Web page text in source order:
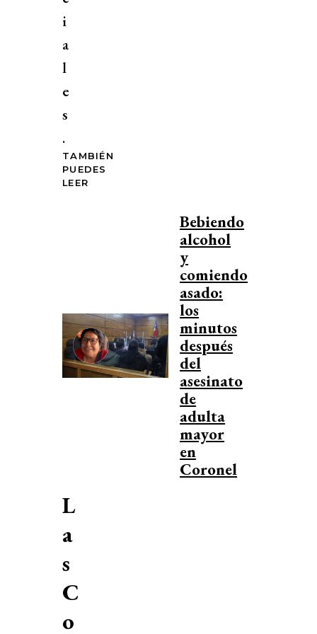
i
a
l
e
s
.
TAMBIÉN
PUEDES
LEER
Bebiendo
alcohol
y
comiendo
asado:
los
minutos
después
del
asesinato
de
adulta
mayor
en
Coronel
L
a
s
C
o